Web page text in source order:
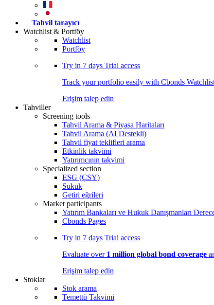
Tahvil tarayıcı
Watchlist & Portföy
Watchlist
Portföy
Try in 7 days Trial access
Track your portfolio easily with Cbonds
Erişim talep edin
Tahviller
Screening tools
Tahvil Arama & Piyasa Haritaları
Tahvil Arama (AI Destekli)
Tahvil fiyat teklifleri arama
Etkinlik takvimi
Yatırımcının takvimi
Specialized section
ESG (ÇSY)
Sukuk
Getiri eğrileri
Market participants
Yatırım Bankaları ve Hukuk Danışmanları
Cbonds Pages
Try in 7 days Trial access
Evaluate over 1 million global bond coverage
Erişim talep edin
Stoklar
Stok arama
Temettü Takvimi